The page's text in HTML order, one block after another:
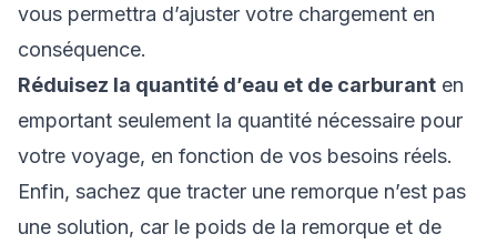
vous permettra d’ajuster votre chargement en
conséquence.
Réduisez la quantité d’eau et de carburant en
emportant seulement la quantité nécessaire pour
votre voyage, en fonction de vos besoins réels.
Enfin, sachez que tracter une remorque n’est pas
une solution, car le poids de la remorque et de